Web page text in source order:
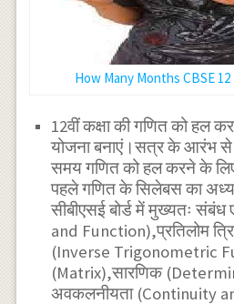
How Many Months CBSE
12वीं कक्षा की गणित को हल
योजना बनाएं।सत्र के आरंभ से
समय गणित को हल करने के
पहले गणित के सिलेबस का
सीबीएसई बोर्ड में मुख्यतः
and Function),प्रतिलोम
(Inverse Trigonometric
(Matrix),सारणिक
अवकलनीयता (Continuity